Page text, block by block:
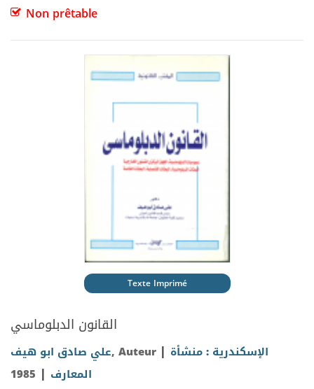
Non prêtable
Texte Imprimé
القانون الدبلوماسي
علي صادق ابو هيف, Auteur | الإسكندرية : منشأة
المعارف |
1985